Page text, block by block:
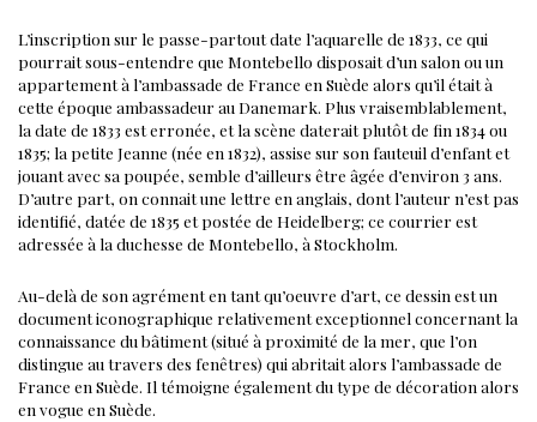
L’inscription sur le passe-partout date l’aquarelle de 1833, ce qui
pourrait sous-entendre que Montebello disposait d’un salon ou un
appartement à l’ambassade de France en Suède alors qu’il était à
cette époque ambassadeur au Danemark. Plus vraisemblablement,
la date de 1833 est erronée, et la scène daterait plutôt de fin 1834 ou
1835; la petite Jeanne (née en 1832), assise sur son fauteuil d’enfant et
jouant avec sa poupée, semble d’ailleurs être âgée d’environ 3 ans.
D’autre part, on connait une lettre en anglais, dont l’auteur n’est pas
identifié, datée de 1835 et postée de Heidelberg; ce courrier est
adressée à la duchesse de Montebello, à Stockholm.
Au-delà de son agrément en tant qu’oeuvre d’art, ce dessin est un
document iconographique relativement exceptionnel concernant la
connaissance du bâtiment (situé à proximité de la mer, que l’on
distingue au travers des fenêtres) qui abritait alors l’ambassade de
France en Suède. Il témoigne également du type de décoration alors
en vogue en Suède.